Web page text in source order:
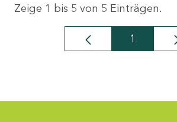
Zeige 1 bis 5 von 5 Einträgen.
Seite
1